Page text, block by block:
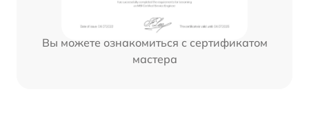
Вы можете ознакомиться с сертификатом
мастера